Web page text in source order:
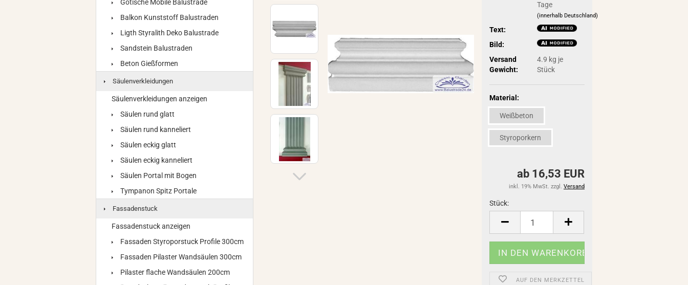
Tage
(innerhalb Deutschland)
Text:
Bild:
Versand
Gewicht:
4.9 kg je
Stück
Material:
Weißbeton
Styroporkern
ab 16,53 EUR
inkl. 19% MwSt. zzgl. Versand
Stück:
Stück
AUF DEN MERKZETTEL
Gotische Mobile Balustrade
Balkon Kunststoff Balustraden
Ligth Styralith Deko Balustrade
Sandstein Balustraden
Beton Gießformen
Säulenverkleidungen
Säulenverkleidungen anzeigen
Säulen rund glatt
Säulen rund kanneliert
Säulen eckig glatt
Säulen eckig kanneliert
Säulen Portal mit Bogen
Tympanon Spitz Portale
Fassadenstuck
Fassadenstuck anzeigen
Fassaden Styroporstuck Profile 300cm
Fassaden Pilaster Wandsäulen 300cm
Pilaster flache Wandsäulen 200cm